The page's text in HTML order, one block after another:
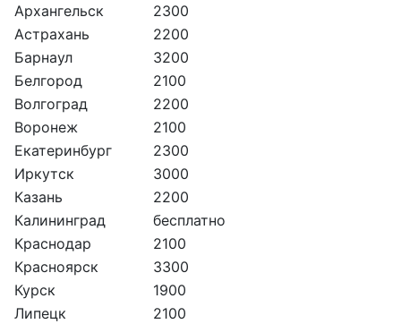
Архангельск
2300
Астрахань
2200
Барнаул
3200
Белгород
2100
Волгоград
2200
Воронеж
2100
Екатеринбург
2300
Иркутск
3000
Казань
2200
Калининград
бесплатно
Краснодар
2100
Красноярск
3300
Курск
1900
Липецк
2100